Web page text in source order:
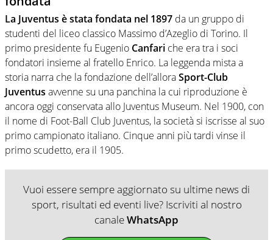
La Juventus è stata fondata nel 1897 da un gruppo di
studenti del liceo classico Massimo d’Azeglio di Torino. Il
primo presidente fu Eugenio Canfari che era tra i soci
fondatori insieme al fratello Enrico. La leggenda mista a
storia narra che la fondazione dell’alloraSport-Club
Juventus avvenne su una panchina la cui riproduzione è
ancora oggi conservata allo Juventus Museum. Nel 1900, con
il nome di Foot-Ball Club Juventus, la società si iscrisse al suo
primo campionato italiano. Cinque anni più tardi vinse il
primo scudetto, era il 1905.
Vuoi essere sempre aggiornato su ultime news di
sport, risultati ed eventi live? Iscriviti al nostro
canaleWhatsApp